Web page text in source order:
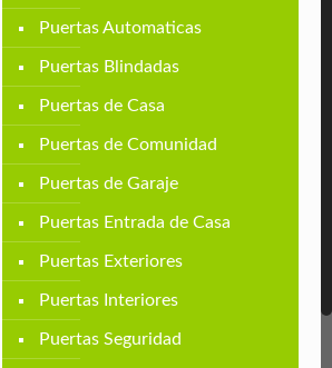
Puertas Automaticas
Puertas Blindadas
Puertas de Casa
Puertas de Comunidad
Puertas de Garaje
Puertas Entrada de Casa
Puertas Exteriores
Puertas Interiores
Puertas Seguridad